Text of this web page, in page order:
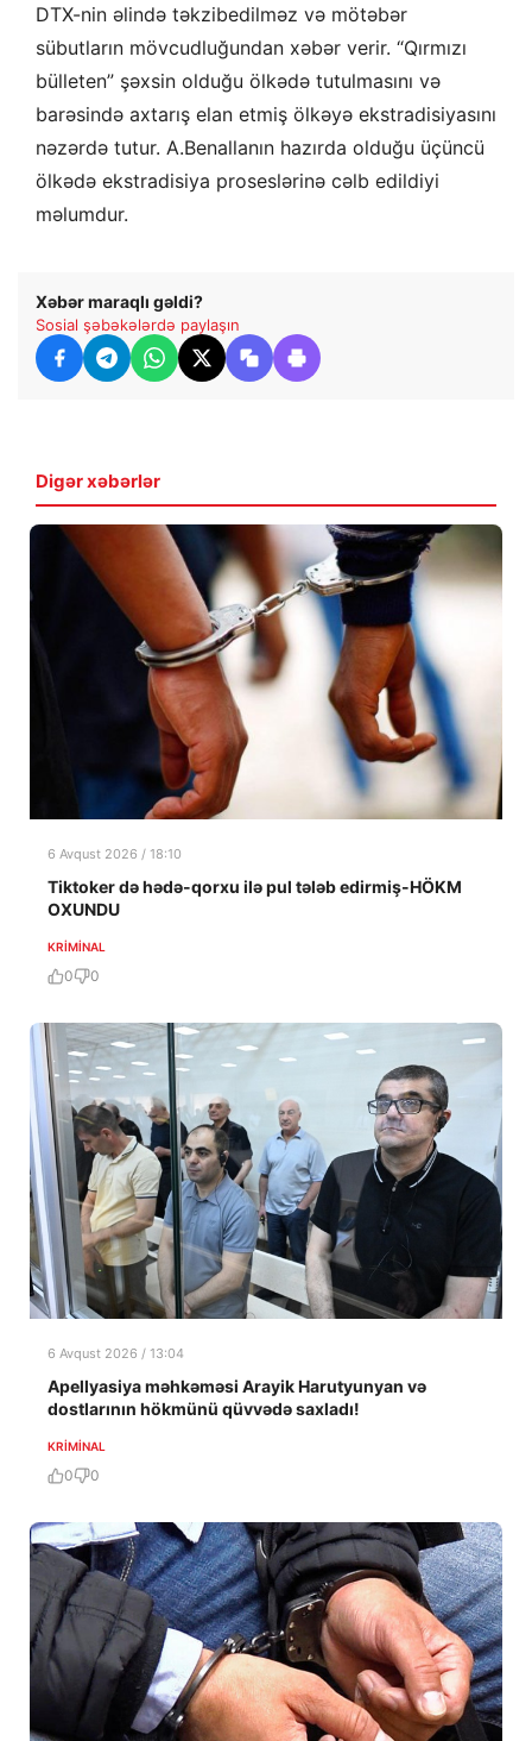
DTX-nin əlində təkzibedilməz və mötəbər
sübutların mövcudluğundan xəbər verir. “Qırmızı
bülleten” şəxsin olduğu ölkədə tutulmasını və
barəsində axtarış elan etmiş ölkəyə ekstradisiyasını
nəzərdə tutur. A.Benallanın hazırda olduğu üçüncü
ölkədə ekstradisiya proseslərinə cəlb edildiyi
məlumdur.
Xəbər maraqlı gəldi?
Sosial şəbəkələrdə paylaşın
Digər xəbərlər
6 Avqust 2026 / 18:10
Tiktoker də hədə-qorxu ilə pul tələb edirmiş-HÖKM
OXUNDU
KRIMINAL
0 0
6 Avqust 2026 / 13:04
Apellyasiya məhkəməsi Arayik Harutyunyan və
dostlarının hökmünü qüvvədə saxladı!
KRIMINAL
0 0